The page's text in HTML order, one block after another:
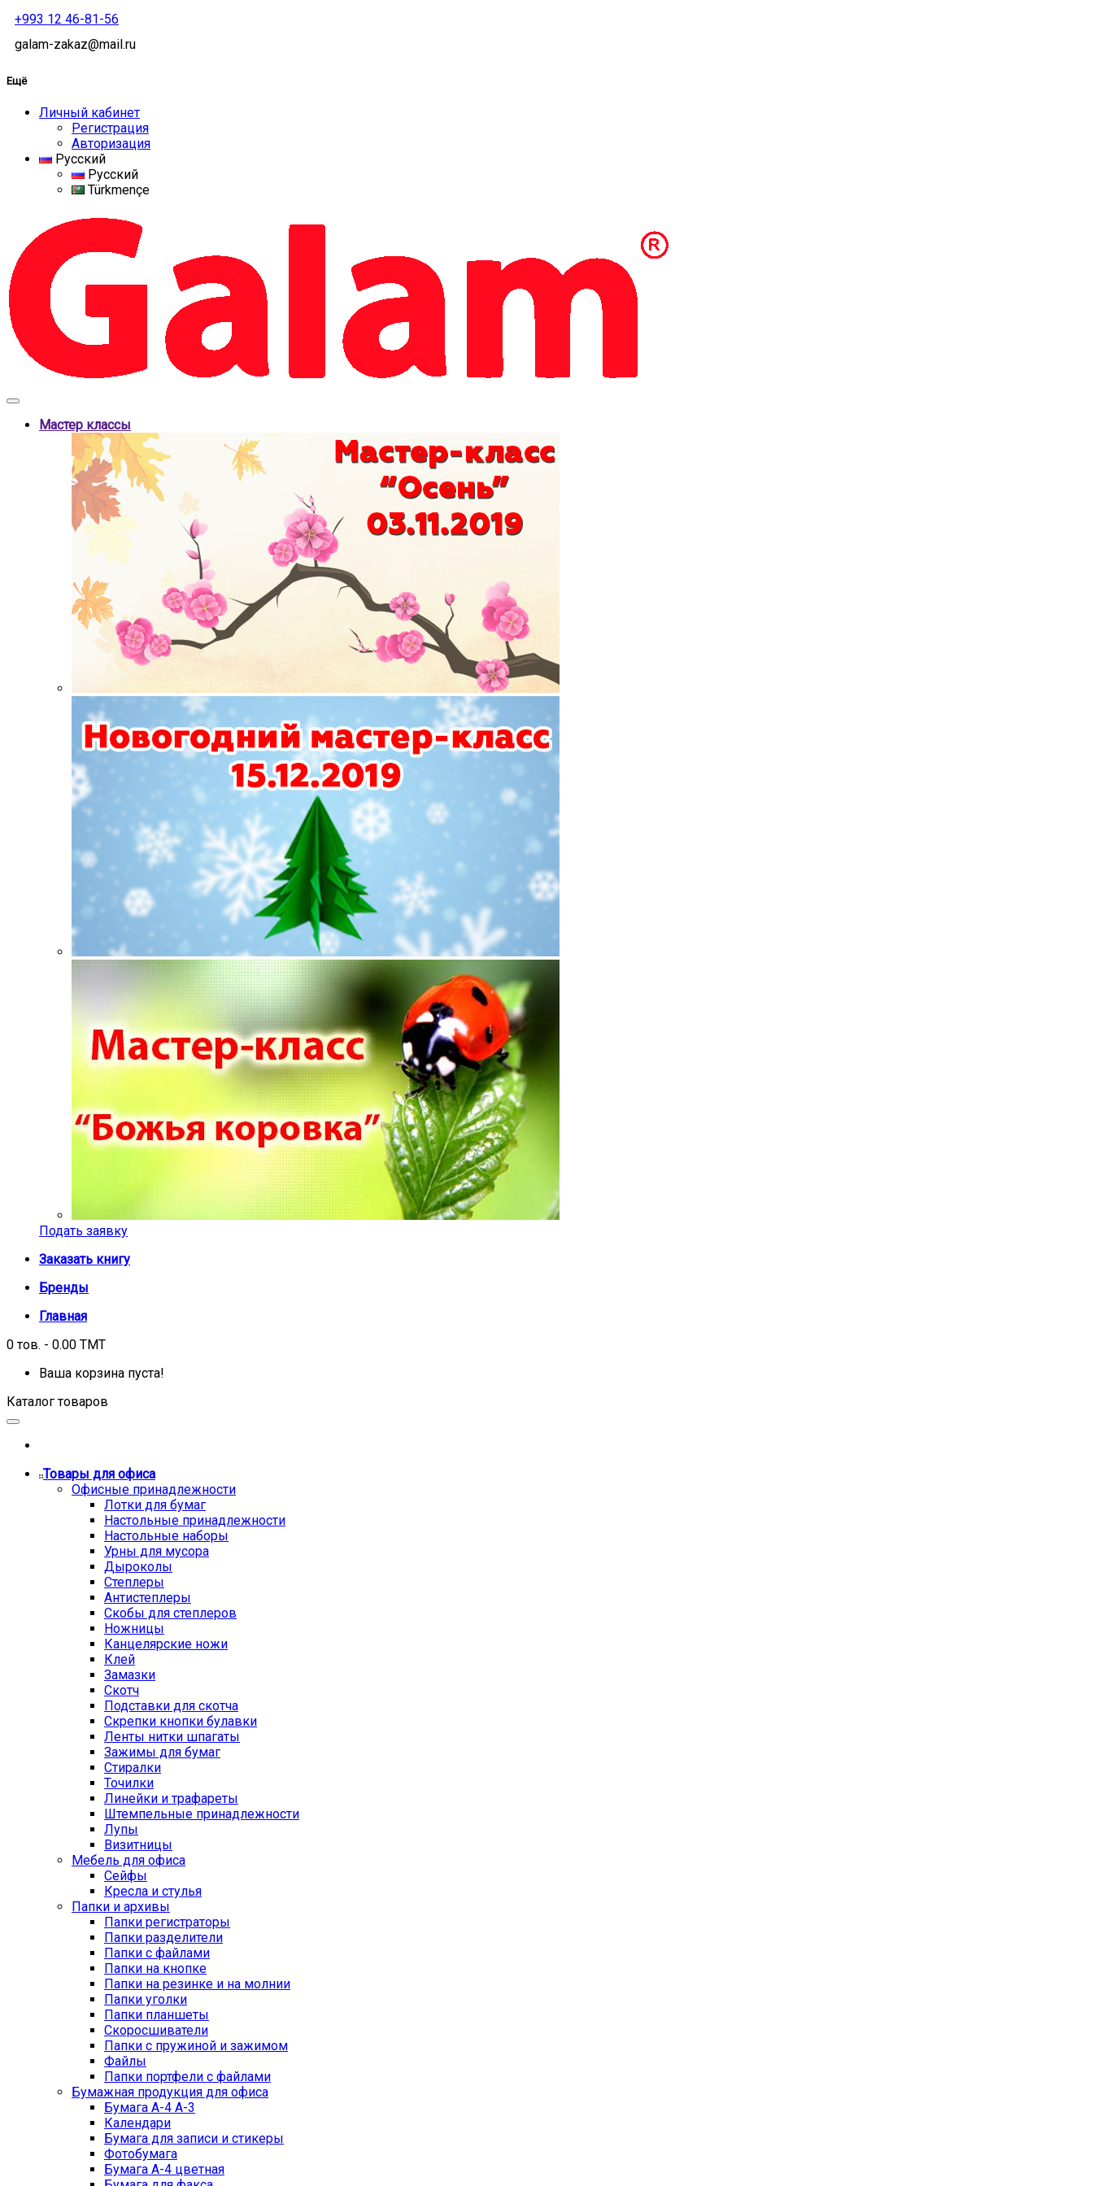
+993 12 46-81-56
galam-zakaz@mail.ru
Ещё
Личный кабинет
Регистрация
Авторизация
Русский
Русский
Türkmençe
Мастер классы
Подать заявку
Заказать книгу
Бренды
Главная
0 тов. - 0.00 TMT
Ваша корзина пуста!
Каталог товаров
Товары для офиса
Офисные принадлежности
Лотки для бумаг
Настольные принадлежности
Настольные наборы
Урны для мусора
Дыроколы
Степлеры
Антистеплеры
Скобы для степлеров
Ножницы
Канцелярские ножи
Клей
Замазки
Скотч
Подставки для скотча
Скрепки кнопки булавки
Ленты нитки шпагаты
Зажимы для бумаг
Стиралки
Точилки
Линейки и трафареты
Штемпельные принадлежности
Лупы
Визитницы
Мебель для офиса
Сейфы
Кресла и стулья
Папки и архивы
Папки регистраторы
Папки разделители
Папки с файлами
Папки на кнопке
Папки на резинке и на молнии
Папки уголки
Папки планшеты
Скоросшиватели
Папки с пружиной и зажимом
Файлы
Папки портфели с файлами
Бумажная продукция для офиса
Бумага А-4 А-3
Календари
Бумага для записи и стикеры
Фотобумага
Бумага А-4 цветная